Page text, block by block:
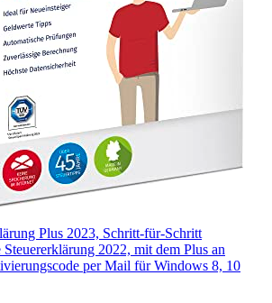
Plus 2023, Schritt-für-Schritt
2022, mit dem Plus an
per Mail für Windows 8, 10